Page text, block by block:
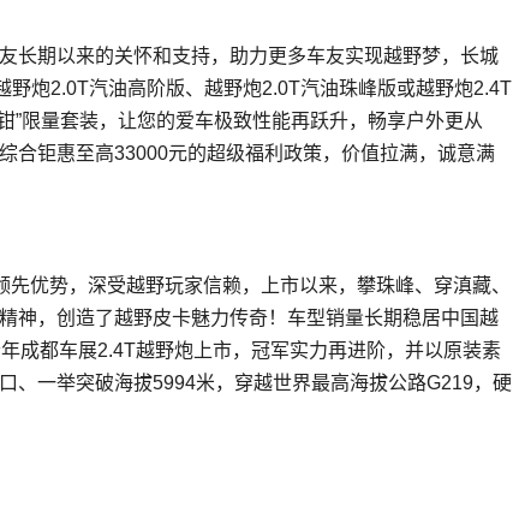
长期以来的关怀和支持，助力更多车友实现越野梦，长城
炮2.0T汽油高阶版、越野炮2.0T汽油珠峰版或越野炮2.4T
限量套装，让您的爱车极致性能再跃升，畅享户外更从
合钜惠至高33000元的超级福利政策，价值拉满，诚意满
优势，深受越野玩家信赖，上市以来，攀珠峰、穿滇藏、
神，创造了越野皮卡魅力传奇！车型销量长期稳居中国越
成都车展2.4T越野炮上市，冠军实力再进阶，并以原装素
、一举突破海拔5994米，穿越世界最高海拔公路G219，硬